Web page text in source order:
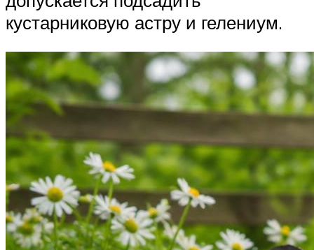
кустарниковую астру и гелениум.